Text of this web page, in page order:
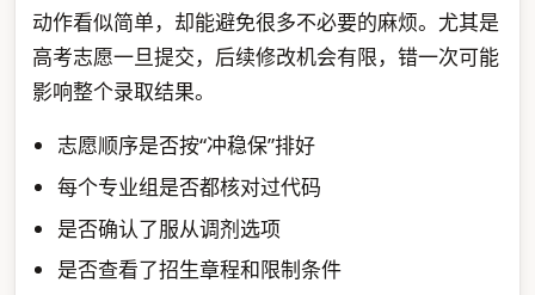
动作看似简单，却能避免很多不必要的麻烦。尤其是
高考志愿一旦提交，后续修改机会有限，错一次可能
影响整个录取结果。
志愿顺序是否按“冲稳保”排好
每个专业组是否都核对过代码
是否确认了服从调剂选项
是否查看了招生章程和限制条件